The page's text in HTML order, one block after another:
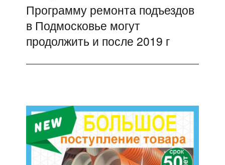
Следующая
запись:
Программу ремонта подъездов
в Подмосковье могут
продолжить и после 2019 г